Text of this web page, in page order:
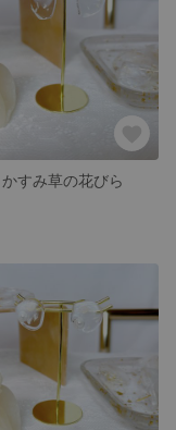
すみ草の花びら